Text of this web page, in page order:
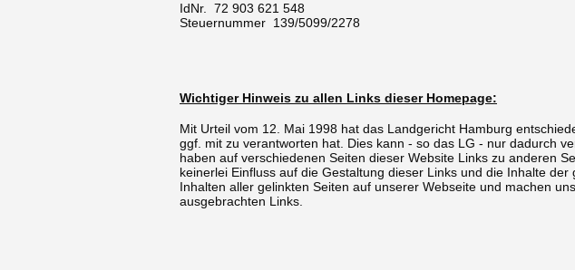
IdNr. 72 903 621 548
Steuernummer 139/5099/2278
Wichtiger Hinweis zu allen Links dieser Homepage:
Mit Urteil vom 12. Mai 1998 hat das Landgericht Hamburg
ggf. mit zu verantworten hat. Dies kann - so das LG - nur dadurch
haben auf verschiedenen Seiten dieser Website Links zu anderen
keinerlei Einfluss auf die Gestaltung dieser Links und die Inhalte
Inhalten aller gelinkten Seiten auf unserer Webseite und machen
ausgebrachten Links.